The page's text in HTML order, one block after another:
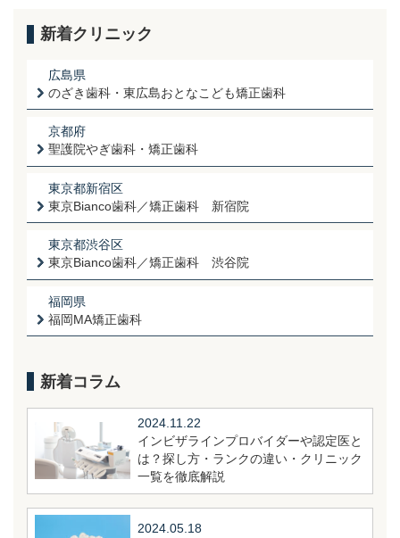
新着クリニック
広島県
のざき歯科・東広島おとなこども矯正歯科
京都府
聖護院やぎ歯科・矯正歯科
東京都新宿区
東京Bianco歯科／矯正歯科 新宿院
東京都渋谷区
東京Bianco歯科／矯正歯科 渋谷院
福岡県
福岡MA矯正歯科
新着コラム
2024.11.22
インビザラインプロバイダーや認定医と
は？探し方・ランクの違い・クリニック
一覧を徹底解説
2024.05.18